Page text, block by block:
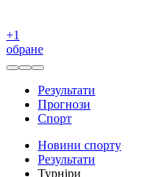
+1
обране
Результати
Прогнози
Спорт
Новини спорту
Результати
Турніри